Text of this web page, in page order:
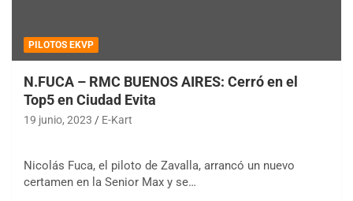
PILOTOS EKVP
N.FUCA – RMC BUENOS AIRES: Cerró en el
Top5 en Ciudad Evita
19 junio, 2023 E-Kart
Nicolás Fuca, el piloto de Zavalla, arrancó un nuevo
certamen en la Senior Max y se…